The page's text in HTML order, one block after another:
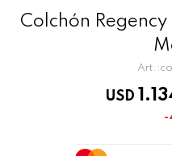
Colchón
USD